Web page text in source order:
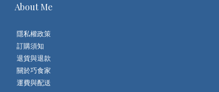
About Me
隱私權政策
訂購須知
退貨與退款
關於巧食家
運費與配送